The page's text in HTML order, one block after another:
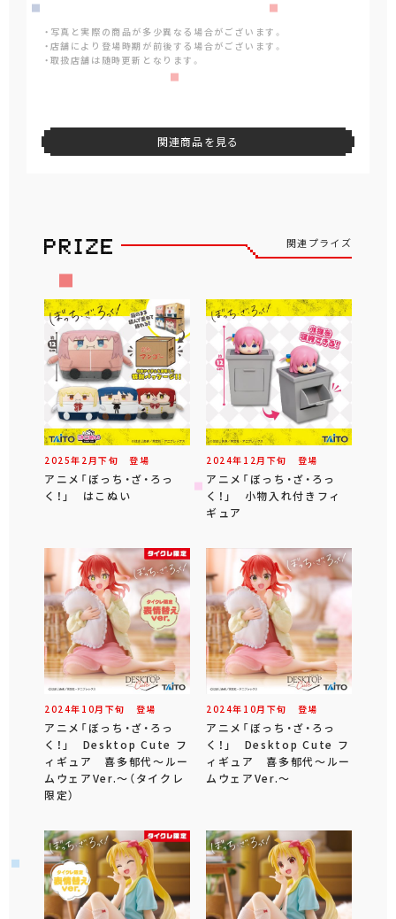
・写真と実際の商品が多少異なる場合がございます。
・店舗により登場時期が前後する場合がございます。
・取扱店舗は随時更新となります。
関連商品を見る
関連プライズ
2025年 2 月下旬 登場
アニメ「ぼっち・ざ・ろっ
く！」 はこぬい
2024年 12 月 下旬 登場
アニメ「ぼっち・ざ・ろっ
く！」 小物入れ付きフィ
ギュア
2024年 10月 下旬 登場
アニメ「ぼっち・ざ・ろっ
く！」 Desktop Cute フ
ィギュア 喜多郁代～ルー
ムウェアVer.～（タイクレ
限定）
2024年 10月 下旬 登場
アニメ「ぼっち・ざ・ろっ
く！」 Desktop Cute フ
ィギュア 喜多郁代～ルー
ムウェアVer.～